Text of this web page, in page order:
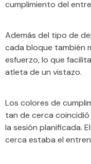
cumplimiento del
Además del tipo de
cada bloque también
esfuerzo, lo que
atleta de un vistazo.
Los colores de
tan de cerca
la sesión planificada.
cerca estaba el